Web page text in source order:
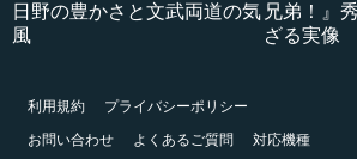
日野の豊かさと文武両道の気
風
兄弟！』
ざる実像
利用規約
プライバシーポリシー
お問い合わせ
よくあるご質問
対応機種